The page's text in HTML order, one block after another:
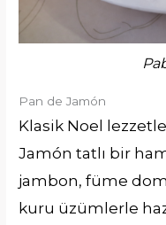
Pan de Jamón
Klasik Noel
Jamón tatlı bir
jambon, füme
kuru üzümlerle